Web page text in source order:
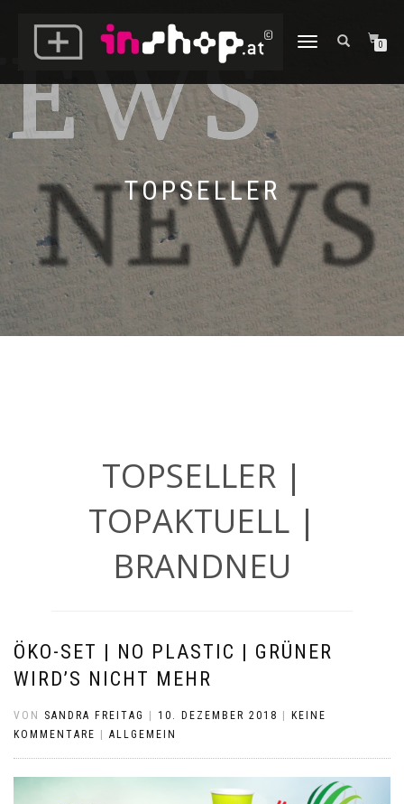
NAVIGATION
0
TOPSELLER
TOPSELLER |
TOPAKTUELL |
BRANDNEU
ÖKO-SET | NO PLASTIC | GRÜNER
WIRD’S NICHT MEHR
VON SANDRA FREITAG 10. DEZEMBER 2018
KEINE
KOMMENTARE
ALLGEMEIN